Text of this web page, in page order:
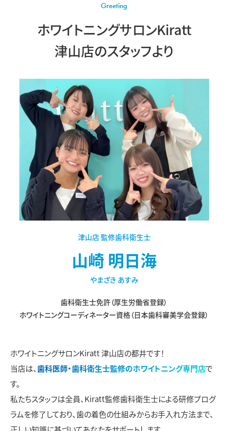
Greeting
ホワイトニングサロンKiratt
津山店のスタッフより
津山店 監修歯科衛生士
山崎 明日海
やまざき あすみ
歯科衛生士免許（厚生労働省登録）
ホワイトニングコーディネーター資格（日本歯科審美学会登録）
ホワイトニングサロンKiratt 津山店の都井です！
当店は、歯科医師・歯科衛生士監修のホワイトニング専門店で
す。
私たちスタッフは全員、Kiratt監修歯科衛生士による研修プログ
ラムを修了しており、歯の着色の仕組みからお手入れ方法まで、